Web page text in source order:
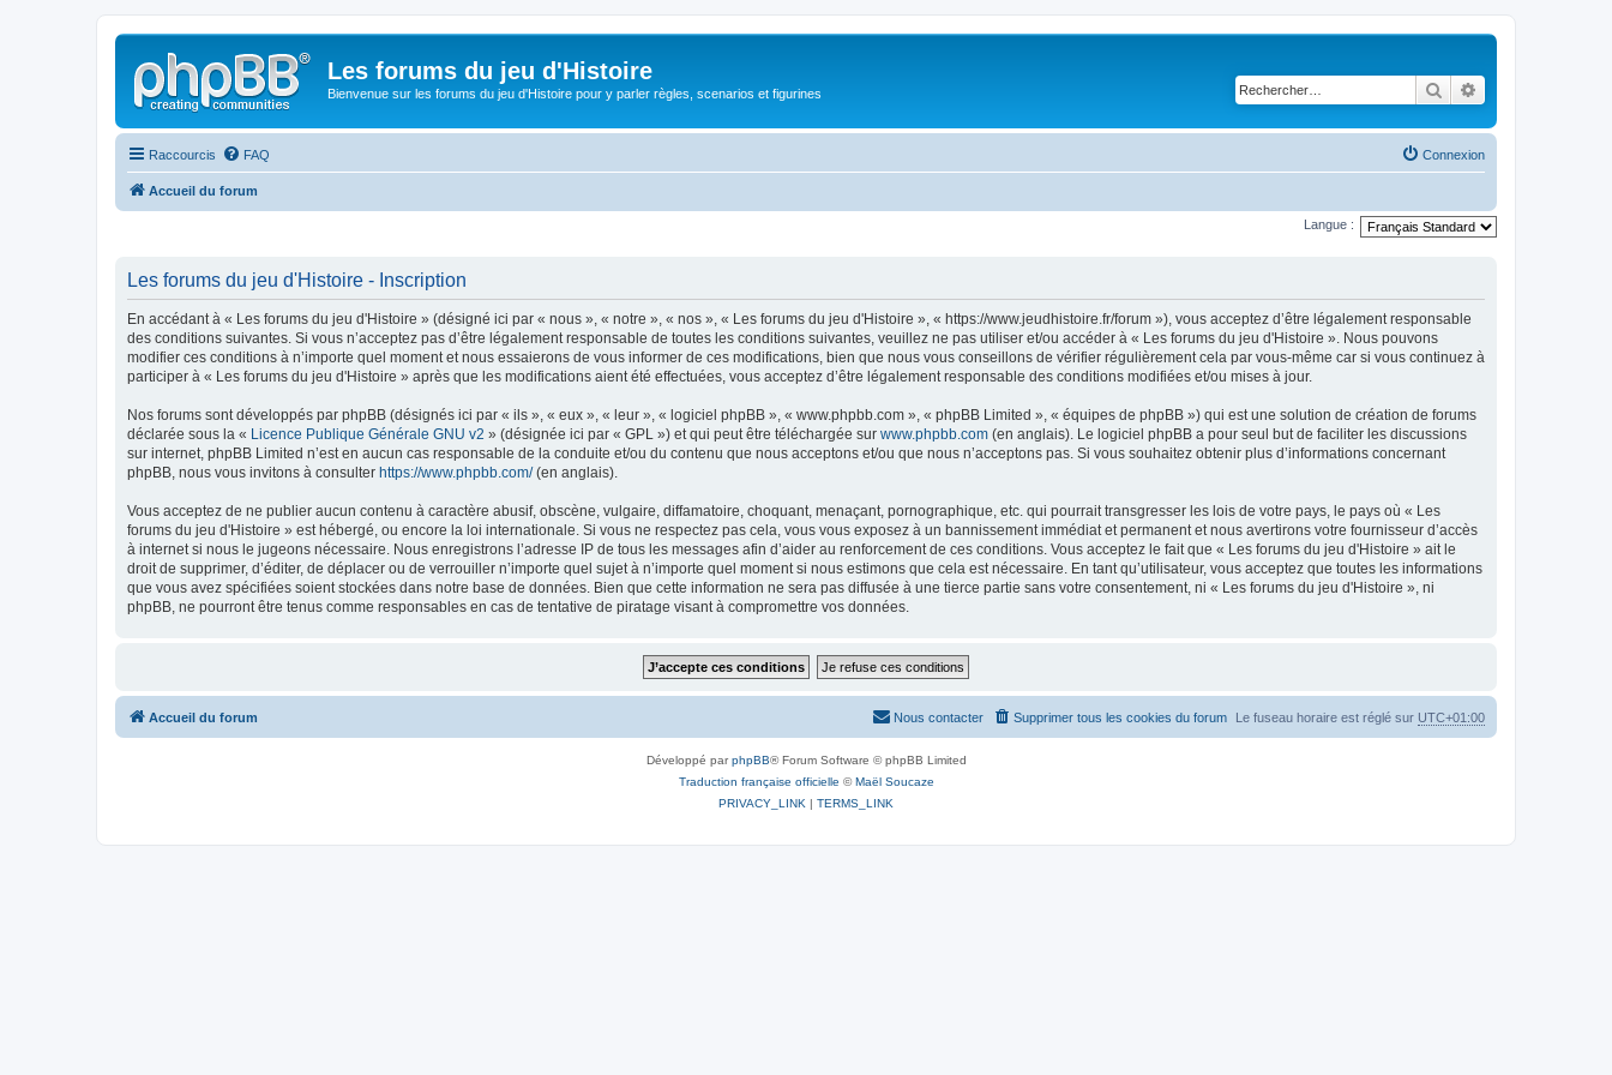
Les forums du jeu d'Histoire
Bienvenue sur les forums du jeu d'Histoire pour y parler règles, scenarios et figurines Rechercher
Raccourcis FAQ Connexion
Accueil du forum
Langue :
Les forums du jeu d'Histoire - Inscription
En accédant à « Les forums du jeu d'Histoire » (désigné ici par « nous », « notre », « nos », « Les forums du jeu d'Histoire », « https://www.jeudhistoire.fr/forum »), vous acceptez d’être légalement responsable
des conditions suivantes. Si vous n’acceptez pas d’être légalement responsable de toutes les conditions suivantes, veuillez ne pas utiliser et/ou accéder à « Les forums du jeu d'Histoire ». Nous pouvons
modifier ces conditions à n’importe quel moment et nous essaierons de vous informer de ces modifications, bien que nous vous conseillons de vérifier régulièrement cela par vous-même car si vous continuez à
participer à « Les forums du jeu d'Histoire » après que les modifications aient été effectuées, vous acceptez d’être légalement responsable des conditions modifiées et/ou mises à jour.
Nos forums sont développés par phpBB (désignés ici par « ils », « eux », « leur », « logiciel phpBB », « www.phpbb.com », « phpBB Limited », « équipes de phpBB ») qui est une solution de création de forums
déclarée sous la « Licence Publique Générale GNU v2 » (désignée ici par « GPL ») et qui peut être téléchargée sur www.phpbb.com (en anglais). Le logiciel phpBB a pour seul but de faciliter les discussions
sur internet, phpBB Limited n’est en aucun cas responsable de la conduite et/ou du contenu que nous acceptons et/ou que nous n’acceptons pas. Si vous souhaitez obtenir plus d’informations concernant
phpBB, nous vous invitons à consulter https://www.phpbb.com/(en anglais).
Vous acceptez de ne publier aucun contenu à caractère abusif, obscène, vulgaire, diffamatoire, choquant, menaçant, pornographique, etc. qui pourrait transgresser les lois de votre pays, le pays où « Les
forums du jeu d'Histoire » est hébergé, ou encore la loi internationale. Si vous ne respectez pas cela, vous vous exposez à un bannissement immédiat et permanent et nous avertirons votre fournisseur d’accès
à internet si nous le jugeons nécessaire. Nous enregistrons l’adresse IP de tous les messages afin d’aider au renforcement de ces conditions. Vous acceptez le fait que « Les forums du jeu d'Histoire » ait le
droit de supprimer, d’éditer, de déplacer ou de verrouiller n’importe quel sujet à n’importe quel moment si nous estimons que cela est nécessaire. En tant qu’utilisateur, vous acceptez que toutes les informations
que vous avez spécifiées soient stockées dans notre base de données. Bien que cette information ne sera pas diffusée à une tierce partie sans votre consentement, ni « Les forums du jeu d'Histoire », ni
phpBB, ne pourront être tenus comme responsables en cas de tentative de piratage visant à compromettre vos données.
Accueil du forum Le fuseau horaire est réglé sur UTC+01:00
Supprimer tous les cookies du forum
Nous contacter
Développé parphpBB® Forum Software © phpBB Limited
Traduction française officielle ©Maël Soucaze
PRIVACY_LINK | TERMS_LINK